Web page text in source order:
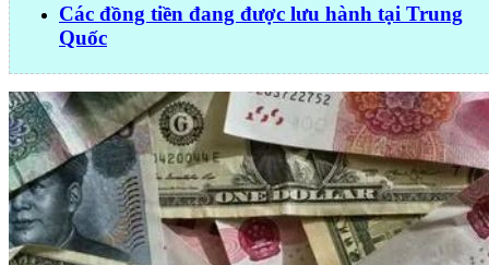
Các đồng tiền đang được lưu hành tại Trung
Quốc